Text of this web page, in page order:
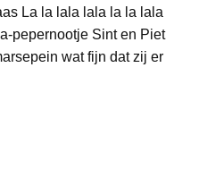
La la lala lala la la lala
pepernootje Sint en Piet
wat fijn dat zij er